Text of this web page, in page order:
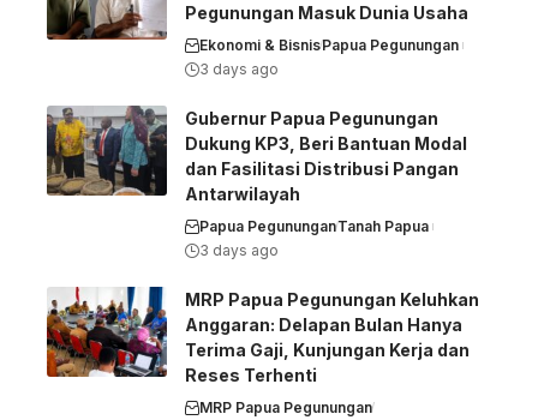
Pegunungan Masuk Dunia Usaha
Ekonomi & BisnisPapua Pegunungan
3 days ago
Gubernur Papua Pegunungan
Dukung KP3, Beri Bantuan Modal
dan Fasilitasi Distribusi Pangan
Antarwilayah
Papua PegununganTanah Papua
3 days ago
MRP Papua Pegunungan Keluhkan
Anggaran: Delapan Bulan Hanya
Terima Gaji, Kunjungan Kerja dan
Reses Terhenti
MRP Papua Pegunungan